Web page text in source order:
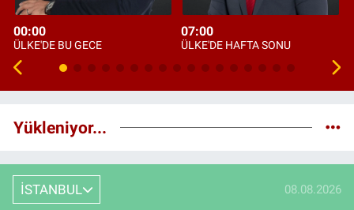
00:00
ÜLKE'DE BU GECE
07:00
ÜLKE'DE HAFTA SONU
Yükleniyor...
İSTANBUL 08.08.2026